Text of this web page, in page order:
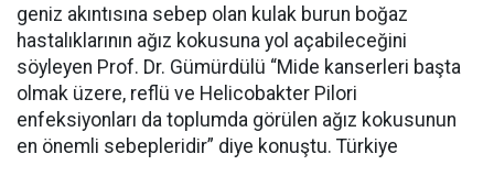
geniz akıntısına sebep olan kulak burun boğaz
hastalıklarının ağız kokusuna yol açabileceğini
söyleyen Prof. Dr. Gümürdülü “Mide kanserleri başta
olmak üzere, reflü ve Helicobakter Pilori
enfeksiyonları da toplumda görülen ağız kokusunun
en önemli sebepleridir” diye konuştu. Türkiye